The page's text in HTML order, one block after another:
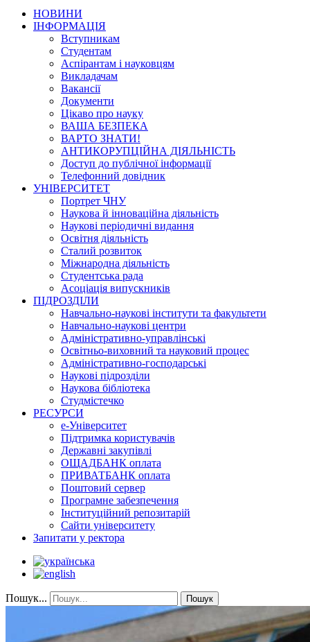
НОВИНИ
ІНФОРМАЦІЯ
Вступникам
Студентам
Аспірантам і науковцям
Викладачам
Вакансії
Документи
Цікаво про науку
ВАША БЕЗПЕКА
ВАРТО ЗНАТИ!
АНТИКОРУПЦІЙНА ДІЯЛЬНІСТЬ
Доступ до публічної інформації
Телефонний довідник
УНІВЕРСИТЕТ
Портрет ЧНУ
Наукова й інноваційна діяльність
Наукові періодичні видання
Освітня діяльність
Сталий розвиток
Міжнародна діяльність
Студентська рада
Асоціація випускників
ПІДРОЗДІЛИ
Навчально-наукові інститути та факультети
Навчально-наукові центри
Адміністративно-управлінські
Освітньо-виховний та науковий процес
Адміністративно-господарські
Наукові підрозділи
Наукова бібліотека
Студмістечко
РЕСУРСИ
е-Університет
Підтримка користувачів
Державні закупівлі
ОЩАДБАНК оплата
ПРИВАТБАНК оплата
Поштовий сервер
Програмне забезпечення
Інституційний репозитарій
Сайти університету
Запитати у ректора
Пошук... Пошук